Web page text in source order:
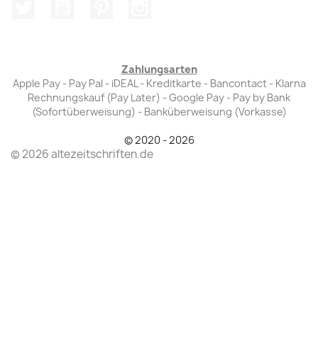
Zahlungsarten
Apple Pay - Pay Pal - iDEAL - Kreditkarte - Bancontact - Klarna
Rechnungskauf (Pay Later) - Google Pay - Pay by Bank
(Sofortüberweisung) - Banküberweisung (Vorkasse)
© 2020 - 2026
© 2026 altezeitschriften.de